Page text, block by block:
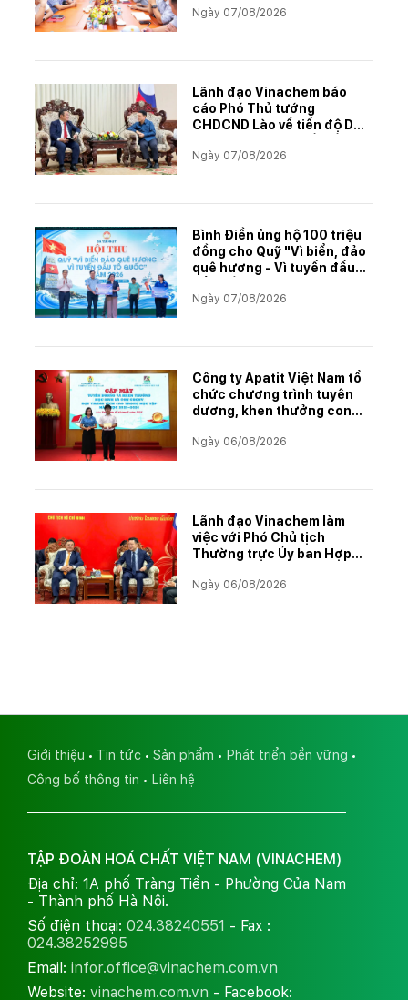
Ngày 07/08/2026
Lãnh đạo Vinachem báo
cáo Phó Thủ tướng
CHDCND Lào về tiến độ Dự
muối mỏ Kali
Ngày 07/08/2026
Bình Điền ủng hộ 100 triệu
đồng cho Quỹ "Vì biển, đảo
quê hương - Vì tuyến đầu
Ngày 07/08/2026
Công ty Apatit Việt Nam tổ
chức chương trình tuyên
dương, khen thưởng con
học tập xuất sắc năm học
Ngày 06/08/2026
Lãnh đạo Vinachem làm
việc với Phó Chủ tịch
Thường trực Ủy ban Hợp
đẩy triển khai Dự án Kali
Ngày 06/08/2026
Giới thiệu Tin tức Sản phẩm
Phát triển bền vững
Công bố thông tin
Liên hệ
TẬP ĐOÀN HOÁ CHẤT VIỆT NAM (VINACHEM)
Địa chỉ: 1A phố Tràng Tiền - Phường Cửa Nam
- Thành phố Hà Nội.
Số điện thoại: 024.38240551 - Fax :
024.38252995
Email: infor.office@vinachem.com.vn
Website: vinachem.com.vn - Facebook: